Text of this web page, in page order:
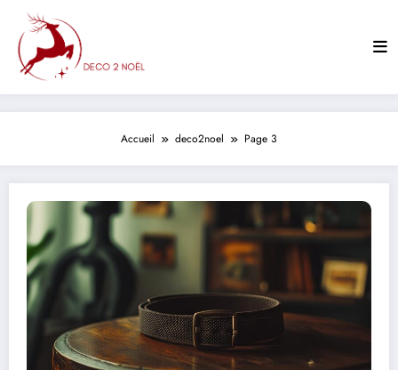
contenu
Accueil deco2noel Page 3